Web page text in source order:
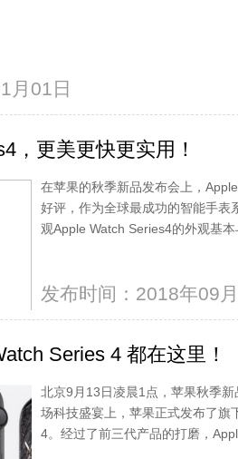
月01日
，更美更快更实用！
在苹果的秋季新品发布会上，
好评，作为全球最成功的智能手表
观Apple Watch Series4的外观基
发布时间：2018年09
Series 4 都在这里！
北京9月13日凌晨1点，苹果秋季
场科技盛宴上，苹果正式发布了旗
4。经过了前三代产品的打磨，